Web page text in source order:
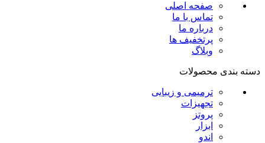
صفحه اصلی
تماس با ما
درباره ما
پرتخفیف ها
وبلاگ
دسته بندی محصولات
ترمیمی و زیبایی
تجهیزات
پروتز
ابزار
اندو